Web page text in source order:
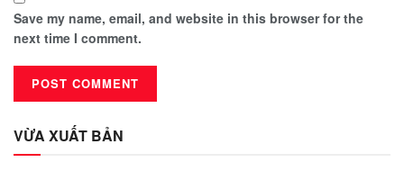
Save my name, email, and website in this browser for the
next time I comment.
VỪA XUẤT BẢN